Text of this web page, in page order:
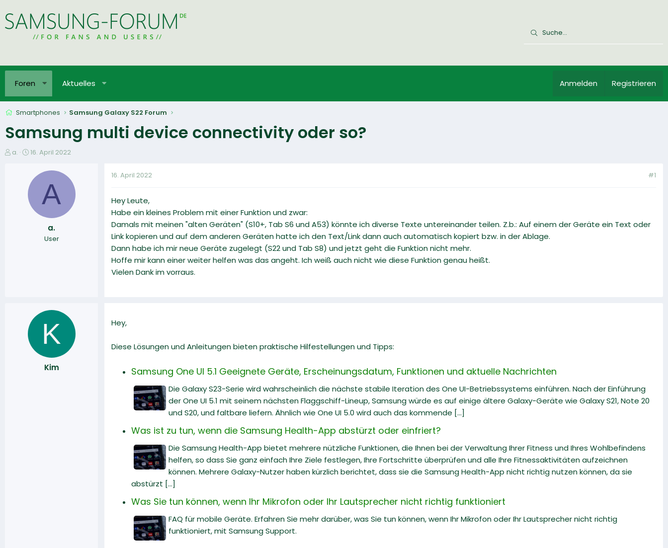
Foren Aktuelles Anmelden Registrieren
Smartphones Samsung Galaxy S22 Forum
Samsung multi device connectivity oder so?
E
a.
E
t
16. April 2022
A
a.
User
16. April 2022 #1
Hey Leute,
Habe ein kleines Problem mit einer Funktion und zwar:
Damals mit meinen "alten Geräten" (S10+, Tab S6 und A53) könnte ich diverse Texte untereinander teilen. Z.b.: Auf einem der Geräte ein Text oder
Link kopieren und auf dem anderen Geräten hatte ich den Text/Link dann auch automatisch kopiert bzw. in der Ablage.
Dann habe ich mir neue Geräte zugelegt (S22 und Tab S8) und jetzt geht die Funktion nicht mehr.
Hoffe mir kann einer weiter helfen was das angeht. Ich weiß auch nicht wie diese Funktion genau heißt.
Vielen Dank im vorraus.
K
Kim
Hey,
Diese Lösungen und Anleitungen bieten praktische Hilfestellungen und Tipps:
Samsung One UI 5.1 Geeignete Geräte, Erscheinungsdatum, Funktionen und aktuelle Nachrichten
Die Galaxy S23-Serie wird wahrscheinlich die nächste stabile Iteration des One UI-Betriebssystems einführen. Nach der Einführung
der One UI 5.1 mit seinem nächsten Flaggschiff-Lineup, Samsung würde es auf einige ältere Galaxy-Geräte wie Galaxy S21, Note 20
und S20, und faltbare liefern. Ähnlich wie One UI 5.0 wird auch das kommende [...]
Was ist zu tun, wenn die Samsung Health-App abstürzt oder einfriert?
Die Samsung Health-App bietet mehrere nützliche Funktionen, die Ihnen bei der Verwaltung Ihrer Fitness und Ihres Wohlbefindens
helfen, so dass Sie ganz einfach Ihre Ziele festlegen, Ihre Fortschritte überprüfen und alle Ihre Fitnessaktivitäten aufzeichnen
können. Mehrere Galaxy-Nutzer haben kürzlich berichtet, dass sie die Samsung Health-App nicht richtig nutzen können, da sie
abstürzt [...]
Was Sie tun können, wenn Ihr Mikrofon oder Ihr Lautsprecher nicht richtig funktioniert
FAQ für mobile Geräte. Erfahren Sie mehr darüber, was Sie tun können, wenn Ihr Mikrofon oder Ihr Lautsprecher nicht richtig
funktioniert, mit Samsung Support.